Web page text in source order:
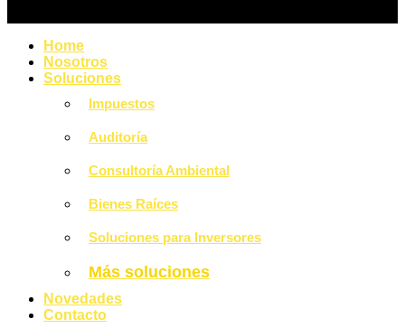
Home
Nosotros
Soluciones
Impuestos
Auditoría
Consultoría Ambiental
Bienes Raíces
Soluciones para Inversores
Más soluciones
Novedades
Contacto